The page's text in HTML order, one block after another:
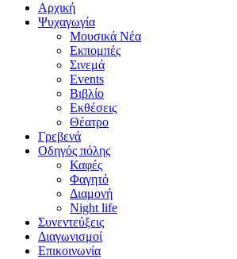
Αρχική
Ψυχαγωγία
Μουσικά Νέα
Εκπομπές
Σινεμά
Events
Βιβλίο
Εκθέσεις
Θέατρο
Γρεβενά
Οδηγός πόλης
Καφές
Φαγητό
Διαμονή
Night life
Συνεντεύξεις
Διαγωνισμοί
Επικοινωνία